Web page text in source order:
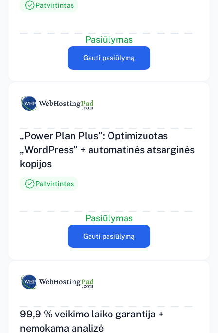
Patvirtintas
Pasiūlymas
Gauti pasiūlymą
„Power Plan Plus”: Optimizuotas
„WordPress” + automatinės atsarginės
kopijos
Patvirtintas
Pasiūlymas
Gauti pasiūlymą
99,9 % veikimo laiko garantija +
nemokama analizė